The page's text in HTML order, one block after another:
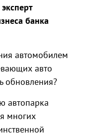
банка
автомобилем
авто
обновления?
автопарка
многих